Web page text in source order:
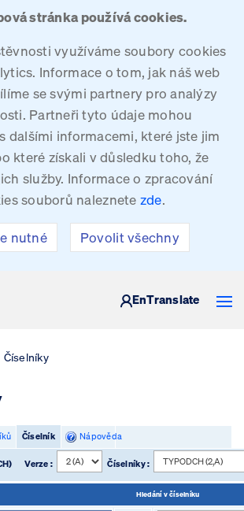
stránka používá cookies.
využíváme soubory cookies
Informace o tom, jak náš web
se svými partnery pro analýzy
Partneři tyto údaje mohou
dalšími informacemi, které jste jim
které získali v důsledku toho, že
služby. Informace o zpracování
souborů naleznete zde.
nutné Povolit všechny
SPRÁVA ČESKÉ REPUBLIKY
EnTranslate
Číselníky
Číselník Nápověda
Verze : Číselníky :
Hledání v číselníku